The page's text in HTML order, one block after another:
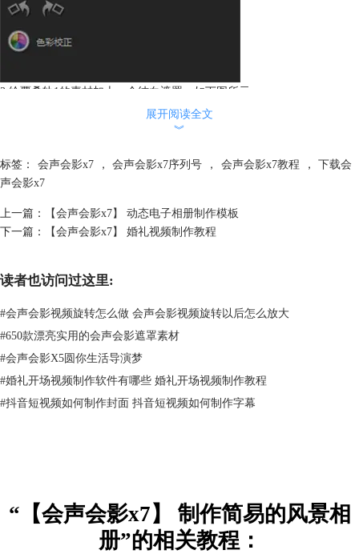
3.给覆叠轨1的素材加上一个纯白遮罩，如下图所示。
示。
展开阅读全文
︾
标签： 会声会影x7 ， 会声会影x7序列号 ， 会声会影x7教程 ，
下载会
声会影x7
上一篇：
【会声会影x7】 动态电子相册制作模板
下一篇：
【会声会影x7】 婚礼视频制作教程
读者也访问过这里:
#会声会影视频旋转怎么做 会声会影视频旋转以后怎么放大
#650款漂亮实用的会声会影遮罩素材
#会声会影X5圆你生活导演梦
#婚礼开场视频制作软件有哪些 婚礼开场视频制作教程
#抖音短视频如何制作封面 抖音短视频如何制作字幕
“【会声会影x7】 制作简易的风景相
册”的相关教程：